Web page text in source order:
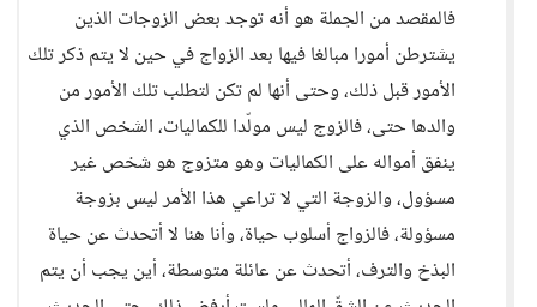
فالمقصد من الجملة هو أنه توجد بعض الزوجات الذين
يشترطن أمورا مبالغا فيها بعد الزواج في حين لا يتم ذكر تلك
الأمور قبل ذلك، وحتى أنها لم تكن لتطلب تلك الأمور من
والدها حتى، فالزوج ليس مولّدا للكماليات، الشخص الذي
ينفق أمواله على الكماليات وهو متزوج هو شخص غير
مسؤول، والزوجة التي لا تراعي هذا الأمر ليس بزوجة
مسؤولة، فالزواج أسلوب حياة، وأنا هنا لا أتحدث عن حياة
البذخ والترف، أتحدث عن عائلة متوسطة، أين يجب أن يتم